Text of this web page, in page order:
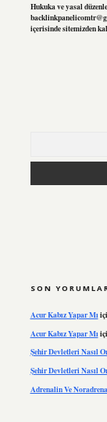
Hukuka ve yasal
içerisinde sitemizden
SON
Acur Kabız Yapar Mı
Acur Kabız Yapar Mı
Şehir Devletleri Nasıl
Şehir Devletleri Nasıl
Adrenalin Ve